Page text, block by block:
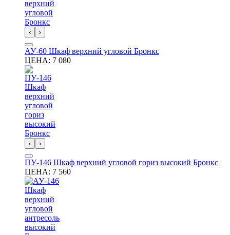
‹ ›
АУ-60 Шкаф верхний угловой Бронкс
ЦЕНА: 7 080
‹ ›
ПУ-146 Шкаф верхний угловой гориз высокий Бронкс
ЦЕНА: 7 560